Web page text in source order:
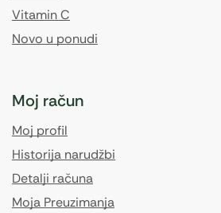
Vitamin C
Novo u ponudi
Moj račun
Moj profil
Historija narudžbi
Detalji računa
Moja Preuzimanja